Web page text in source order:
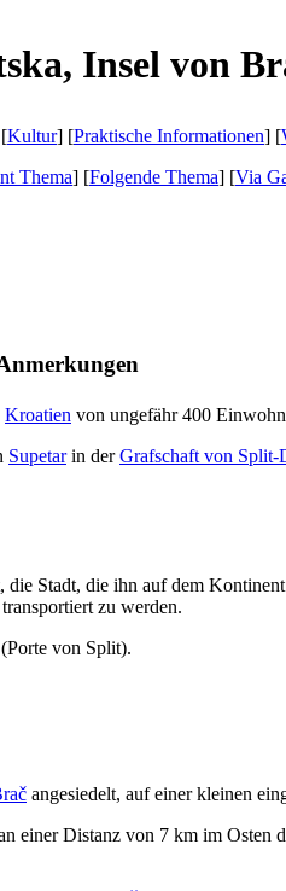
Insel von
Kultur] [Praktische Informationen] [
Thema] [Folgende Thema] [Via
Kroatien von ungefähr 400
Supetarin derGrafschaft von Split-
die Stadt, die ihn auf dem
zu werden.
(Porte von Split).
angesiedelt, auf einer kleinen
einer Distanz von 7 km im Osten